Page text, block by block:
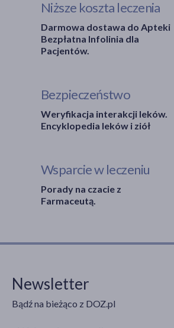
Niższe koszta leczenia
Darmowa dostawa do Apteki
Bezpłatna Infolinia dla
Pacjentów.
Bezpieczeństwo
Weryfikacja interakcji leków.
Encyklopedia leków i ziół
Wsparcie w leczeniu
Porady na czacie z
Farmaceutą.
Newsletter
Bądź na bieżąco z DOZ.pl